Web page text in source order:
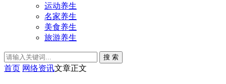
运动养生
名家养生
美食养生
旅游养生
搜 索
首页 网络资讯文章正文